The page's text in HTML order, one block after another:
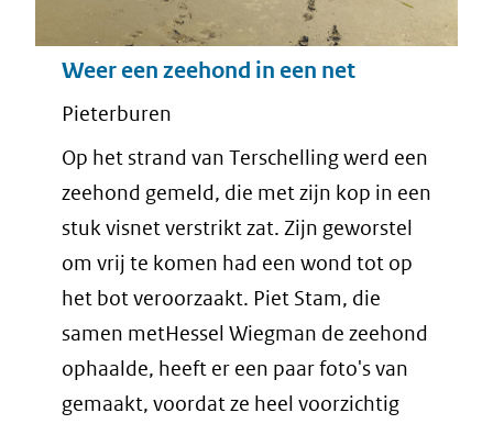
Weer een zeehond in een net
Pieterburen
Op het strand van Terschelling werd een
zeehond gemeld, die met zijn kop in een
stuk visnet verstrikt zat. Zijn geworstel
om vrij te komen had een wond tot op
het bot veroorzaakt. Piet Stam, die
samen metHessel Wiegman de zeehond
ophaalde, heeft er een paar foto's van
gemaakt, voordat ze heel voorzichtig